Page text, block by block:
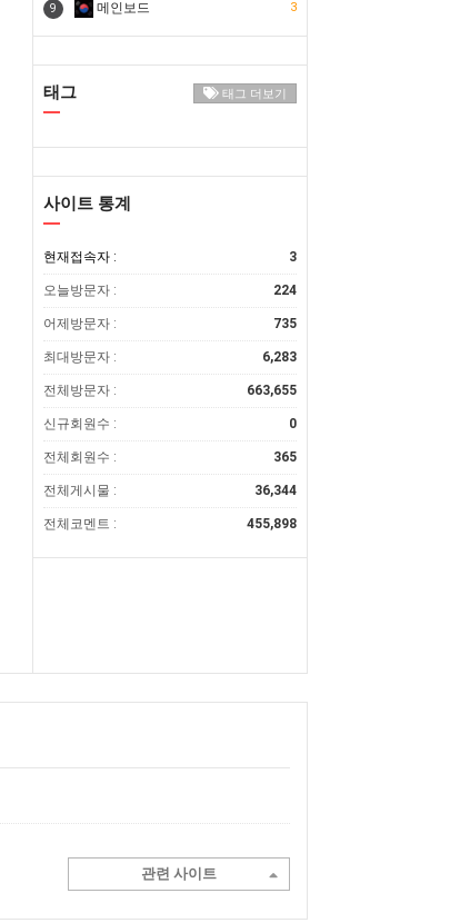
9 메인보드 3
태그 태그 더보기
사이트 통계
현재접속자 : 3
오늘방문자 : 224
어제방문자 : 735
최대방문자 : 6,283
전체방문자 : 663,655
신규회원수 : 0
전체회원수 : 365
전체게시물 : 36,344
전체코멘트 : 455,898
관련 사이트